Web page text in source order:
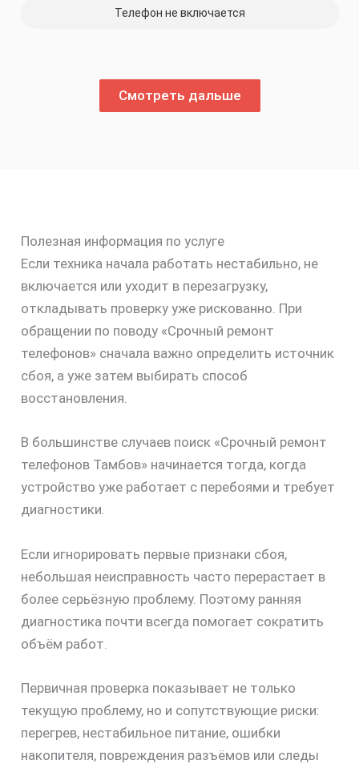
Телефон не включается
Смотреть дальше
Полезная информация по услуге
Если техника начала работать нестабильно, не
включается или уходит в перезагрузку,
откладывать проверку уже рискованно. При
обращении по поводу «Срочный ремонт
телефонов» сначала важно определить источник
сбоя, а уже затем выбирать способ
восстановления.
В большинстве случаев поиск «Срочный ремонт
телефонов Тамбов» начинается тогда, когда
устройство уже работает с перебоями и требует
диагностики.
Если игнорировать первые признаки сбоя,
небольшая неисправность часто перерастает в
более серьёзную проблему. Поэтому ранняя
диагностика почти всегда помогает сократить
объём работ.
Первичная проверка показывает не только
текущую проблему, но и сопутствующие риски:
перегрев, нестабильное питание, ошибки
накопителя, повреждения разъёмов или следы